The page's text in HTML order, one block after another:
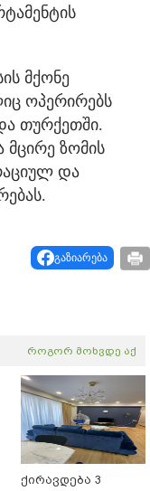
მქონე
ოპერირებს
თურქეთში.
მცირე ზომის
და
გაზიარება
როგორ მოხვდე აქ
ქირავდება 3